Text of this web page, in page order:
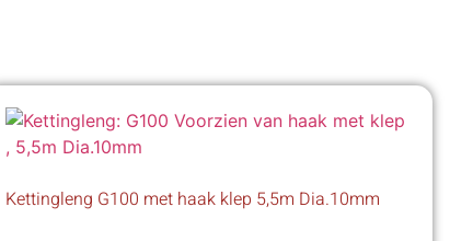
Kettingleng G100 met haak klep 5,5m Dia.10mm